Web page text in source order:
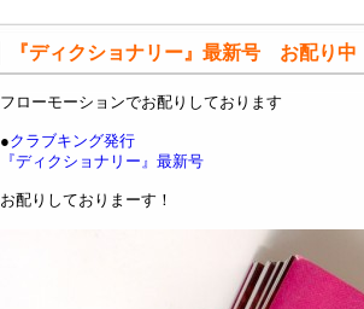
『ディクショナリー』最新号 お配り中
フローモーションでお配りしております
●クラブキング発行
『ディクショナリー』最新号
お配りしておりまーす！